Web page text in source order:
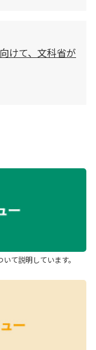
けて、文科省が
て説明しています。